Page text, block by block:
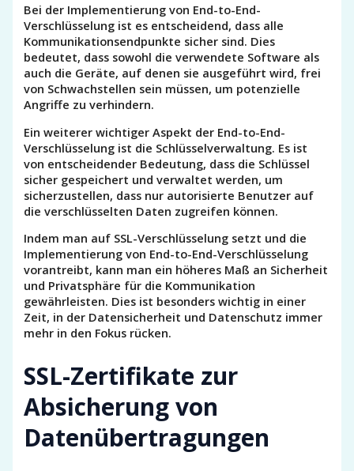
Bei der Implementierung von End-to-End-
Verschlüsselung ist es entscheidend, dass alle
Kommunikationsendpunkte sicher sind. Dies
bedeutet, dass sowohl die verwendete Software als
auch die Geräte, auf denen sie ausgeführt wird, frei
von Schwachstellen sein müssen, um potenzielle
Angriffe zu verhindern.
Ein weiterer wichtiger Aspekt der End-to-End-
Verschlüsselung ist die Schlüsselverwaltung. Es ist
von entscheidender Bedeutung, dass die Schlüssel
sicher gespeichert und verwaltet werden, um
sicherzustellen, dass nur autorisierte Benutzer auf
die verschlüsselten Daten zugreifen können.
Indem man auf SSL-Verschlüsselung setzt und die
Implementierung von End-to-End-Verschlüsselung
vorantreibt, kann man ein höheres Maß an Sicherheit
und Privatsphäre für die Kommunikation
gewährleisten. Dies ist besonders wichtig in einer
Zeit, in der Datensicherheit und Datenschutz immer
mehr in den Fokus rücken.
SSL-Zertifikate zur
Absicherung von
Datenübertragungen